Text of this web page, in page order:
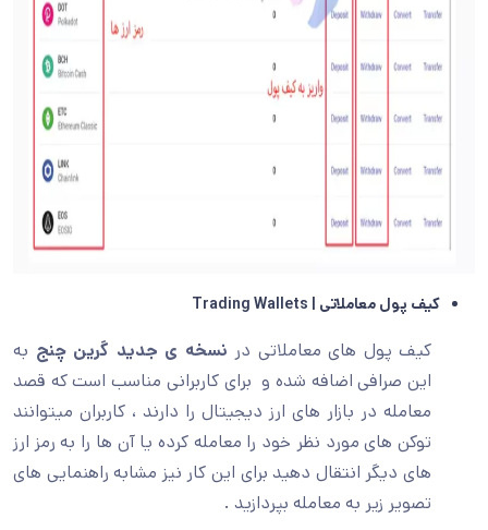
کیف پول معاملاتی | Trading Wallets
کیف پول های معاملاتی در نسخه ی جدید گرین چنج به
این صرافی اضافه شده و برای کاربرانی مناسب است که قصد
معامله در بازار های ارز دیجیتال را دارند ، کاربران میتوانند
توکن های مورد نظر خود را معامله کرده یا آن ها را به رمز ارز
های دیگر انتقال دهید برای این کار نیز مشابه راهنمایی های
تصویر زیر به معامله بپردازید .